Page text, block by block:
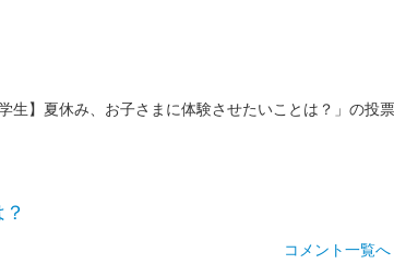
生】夏休み、お子さまに体験させたいことは？」の投票
コメント一覧へ